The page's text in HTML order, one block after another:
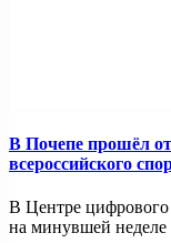
В Почепе прошёл
всероссийского
В Центре
на минувшей